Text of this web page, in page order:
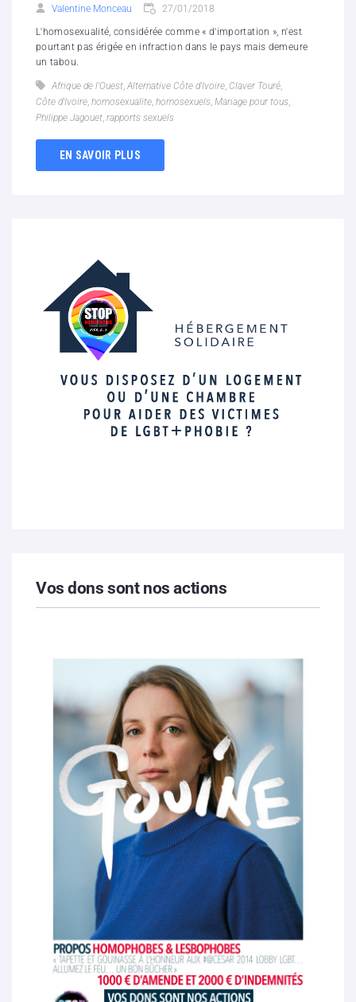
Valentine Monceau 27/01/2018
L'homosexualité, considérée comme « d'importation », n'est
pourtant pas érigée en infraction dans le pays mais demeure
un tabou.
Afrique de l'Ouest, Alternative Côte d'Ivoire, Claver Touré,
Côte d'Ivoire, homosexualite, homosexuels, Mariage pour tous,
Philippe Jagouet, rapports sexuels
EN SAVOIR PLUS
Vos dons sont nos actions